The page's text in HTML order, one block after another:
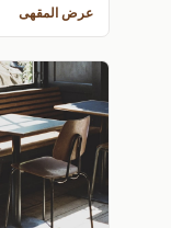
عرض المقهى